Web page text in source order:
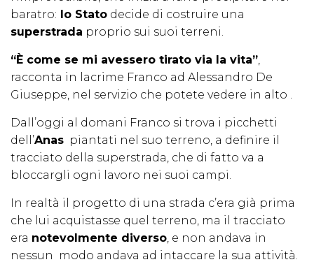
baratro: lo Stato decide di costruire una
superstrada proprio sui suoi terreni.
“È come se mi avessero tirato via la vita”,
racconta in lacrime Franco ad Alessandro De
Giuseppe, nel servizio che potete vedere in alto .
Dall’oggi al domani Franco si trova i picchetti
dell’Anas piantati nel suo terreno, a definire il
tracciato della superstrada, che di fatto va a
bloccargli ogni lavoro nei suoi campi.
In realtà il progetto di una strada c’era già prima
che lui acquistasse quel terreno, ma il tracciato
era notevolmente diverso, e non andava in
nessun modo andava ad intaccare la sua attività.